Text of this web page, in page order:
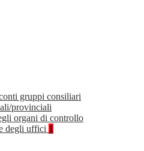
gruppi consiliari
provinciali
organi di controllo
degli uffici 1